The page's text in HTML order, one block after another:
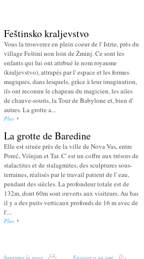
Feštinsko kraljevstvo
Vous la trouverez en plein coeur de l' Istrie, près du
village Feštini non loin de Žminj. Ce sont les
enfants qui lui ont attrbué le nom royaume
(kraljevstvo), attrapés par l' espace et les formes
magiques, dans lesquels, grâce à leur imagination,
ils ont reconnu le chapeau du magicien, les ailes
de chauve-souris, la Tour de Babylone et, bien d'
autres. La grotte a...
Plus
La grotte de Baredine
Elle est située près de la ville de Nova Vas, entre
Poreč, Višnjan et Tar. C' est un coffre aux trésors de
stalactites et de stalagmites, des sculptures sous-
terraines, réalisés par le travail patient de l' eau,
pendant des siècles. La profondeur totale est de
132m, dont 60m sont ouverts aux visiteurs. Au bas
il y a des puits verticaux profonds de 16 m avec de
l'...
Plus
Imprimer la page Envoyer a un ami